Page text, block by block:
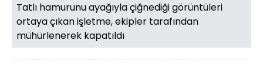
Tatlı hamurunu ayağıyla çiğnediği görüntüleri
ortaya çıkan işletme, ekipler tarafından
mühürlenerek kapatıldı